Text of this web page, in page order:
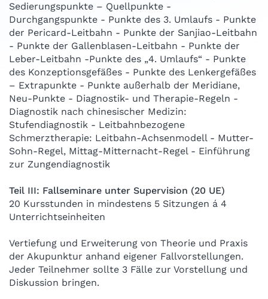
Sedierungspunkte – Quellpunkte -
Durchgangspunkte - Punkte des 3. Umlaufs - Punkte
der Pericard-Leitbahn - Punkte der Sanjiao-Leitbahn
- Punkte der Gallenblasen-Leitbahn - Punkte der
Leber-Leitbahn -Punkte des „4. Umlaufs“ - Punkte
des Konzeptionsgefäßes - Punkte des Lenkergefäßes
– Extrapunkte - Punkte außerhalb der Meridiane,
Neu-Punkte - Diagnostik- und Therapie-Regeln -
Diagnostik nach chinesischer Medizin:
Stufendiagnostik - Leitbahnbezogene
Schmerztherapie: Leitbahn-Achsenmodell - Mutter-
Sohn-Regel, Mittag-Mitternacht-Regel - Einführung
zur Zungendiagnostik
Teil III: Fallseminare unter Supervision (20 UE)
20 Kursstunden in mindestens 5 Sitzungen á 4
Unterrichtseinheiten
Vertiefung und Erweiterung von Theorie und Praxis
der Akupunktur anhand eigener Fallvorstellungen.
Jeder Teilnehmer sollte 3 Fälle zur Vorstellung und
Diskussion bringen.